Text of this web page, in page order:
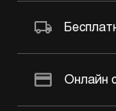
Онлайн